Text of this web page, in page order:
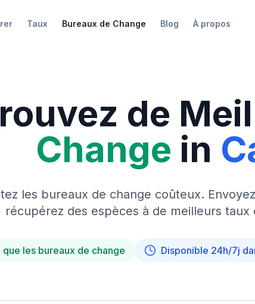
Taux Bureaux de Change Blog À propos
de
Change in
les bureaux de change coûteux.
récupérez des espèces à de meilleurs
les bureaux de change Disponible 24h/7j